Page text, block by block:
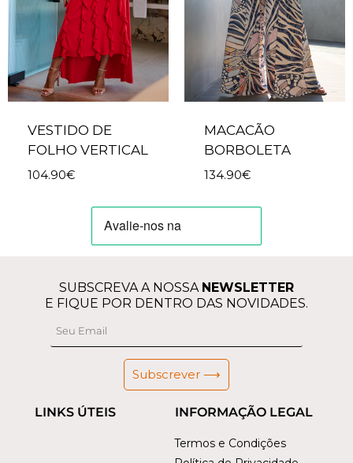
VESTIDO DE
FOLHO VERTICAL
104.90€
MACACÃO
BORBOLETA
134.90€
INFORMAÇÃO LEGAL
Termos e Condições
LINKS ÚTEIS
SUBSCREVA A NOSSA NEWSLETTER
E FIQUE POR DENTRO DAS NOVIDADES.
Subscrever ⟶